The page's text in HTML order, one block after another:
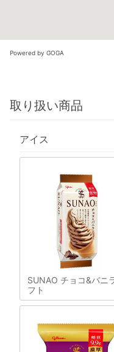
Powered by GOGA
取り扱い商品
アイス
SUNAO チョコ&バニ
フト